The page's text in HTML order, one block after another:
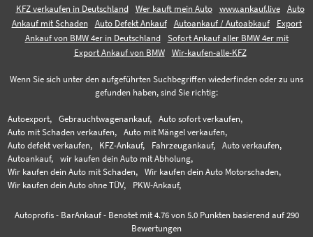
KFZ verkaufen in Deutschland Wer kauft mein Auto www.ankauf.live
Auto
Ankauf mit Schaden
Auto Defekt Ankauf Autoankauf / Autoabkauf
Export
Ankauf von BMW 4er in Deutschland
Sofort Ankauf aller BMW 4er mit
Export Ankauf von BMW
Wir-kaufen-alle-KFZ
Wenn Sie sich unter den aufgeführten Suchbegriffen wiederfinden oder zu uns
gefunden haben, sind Sie richtig:
Autoexport, Gebrauchtwagenankauf,
Auto sofort verkaufen,
Auto mit Schaden verkaufen,
Auto mit Mängel verkaufen,
Auto defekt verkaufen,
KFZ-Ankauf, Fahrzeugankauf,
Auto verkaufen,
Autoankauf,
wir kaufen dein Auto mit Abholung,
Wir kaufen dein Auto mit Schaden,
Wir kaufen dein Auto Motorschaden,
Wir kaufen dein Auto ohne TÜV,
PKW-Ankauf,
Autoprofis - BarAnkauf- Benotet mit 4.76von 5.0 Punkten basierend auf 290
Bewertungen